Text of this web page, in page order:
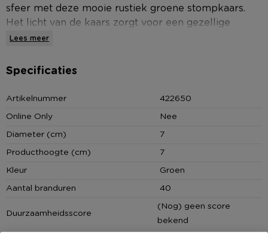
sfeer met deze mooie rustiek groene stompkaars.
Het licht van de kaars zorgt voor een gezellige
uitstraling. De kaars kan daarbij netjes in een
branden. De brandtijd van de kaars is daarbij
ongeveer 30 uur. Je kan uiteraard ook binnen
genieten van de kaars. Of je deze nu als sierstuk in
een warme uitstraling in je inrichting.
Je kan de kaars hierbij in een kaarsenbak of op een
plateau plaatsen met meerdere kaarsen en dit
De rustieke kaars is daarbij ook verkrijgbaar in
diverse andere groottes in deze kleur en in diverse
andere kleurencollecties waardoor je zelf een mooie
Lees meer
Specificaties
Artikelnummer
422650
Online Only
Nee
Diameter (cm)
7
Producthoogte (cm)
7
Kleur
Groen
Aantal branduren
40
Duurzaamheidsscore
(Nog) geen score
bekend